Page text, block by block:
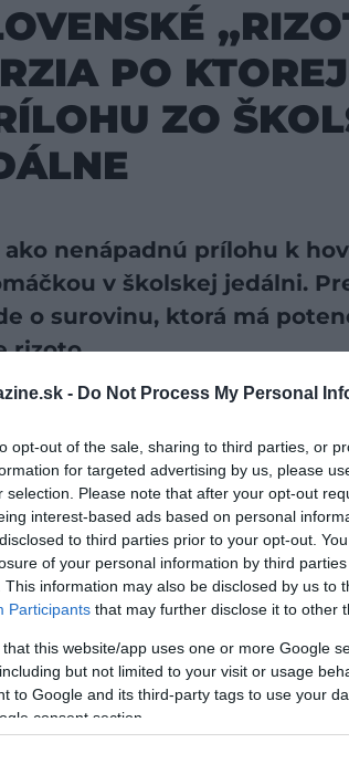
- Do Not Process My Personal
opt-out of the sale, sharing to third parties, or
for targeted advertising by us, please
selection. Please note that after your opt-out
interest-based ads based on personal
to third parties prior to your opt-out.
of your personal information by third
This information may also be disclosed by us to
Participants that may further disclose it to other
that this website/app uses one or more Google
but not limited to your visit or usage
to Google and its third-party tags to use your
consent section.
PO KTOREJ
ZO
nenápadnú prílohu k
v školskej jedálni.
o surovinu, ktorá má
rizoto.
zdroj vo Vyhľadávaní
princípe akorizoto : postupne
syrom. Výsledok? Hutné, vláčne jedlo
stačí pár bežných surovín a 30 minút